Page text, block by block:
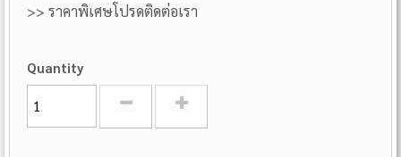
>> ราคาพิเศษโปรดติดต่อเรา
Quantity